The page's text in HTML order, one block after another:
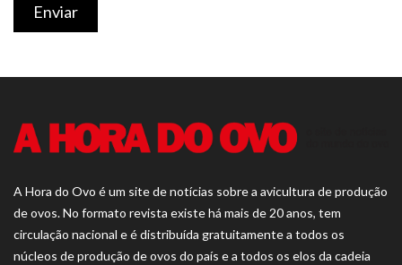
Enviar
A Hora do Ovo é um site de notícias sobre a avicultura de produção
de ovos. No formato revista existe há mais de 20 anos, tem
circulação nacional e é distribuída gratuitamente a todos os
núcleos de produção de ovos do país e a todos os elos da cadeia